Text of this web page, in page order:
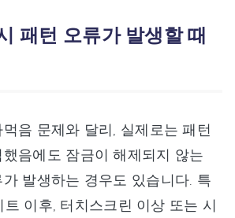
패턴 오류가 발생할 때
음 문제와 달리, 실제로는 패턴
음에도 잠금이 해제되지 않는
발생하는 경우도 있습니다. 특
이후, 터치스크린 이상 또는 시